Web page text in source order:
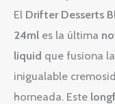
El Drifter Desserts
24ml es la última
liquid que fusiona
inigualable
horneada. Este